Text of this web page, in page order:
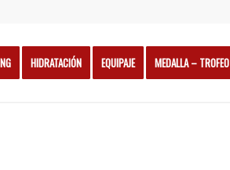
HIDRATACIÓN EQUIPAJE MEDALLA – TROFEO